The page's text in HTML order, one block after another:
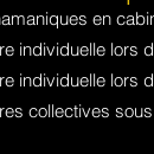
en
individuelle lors
individuelle lors
collectives